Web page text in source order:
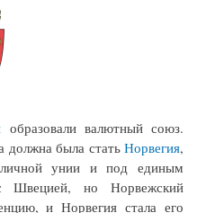
образовали валютный союз.
должна была стать Норвегия,
унии и под единым
Швецией, но Норвежский
и Норвегия стала его